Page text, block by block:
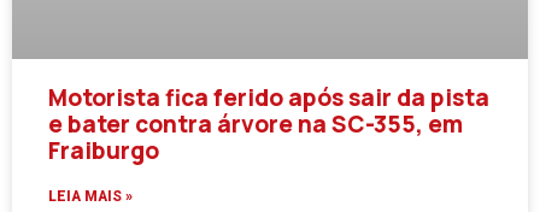
Motorista fica ferido após sair da pista
e bater contra árvore na SC-355, em
Fraiburgo
LEIA MAIS »